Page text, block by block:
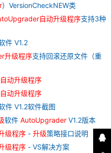
）VersionCheckNEW类
自动升级程序支持3种
件 V1.2
升级程序支持回滚还原文件（重
自动升级程序
自动升级程序
件 V1.2软件截图
软件 AutoUpgrader V1.2版本
级程序 - 升级策略接口说明
级程序 - VS解决方案